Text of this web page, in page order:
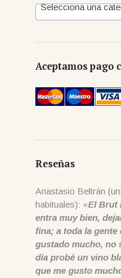
Selecciona una
Aceptamos pago
Reseñas
Anastasio Beltrán
habituales): «El Brut
entra muy bien,
fina; a toda la
gustado mucho, no
día probé un vino
que me gusto